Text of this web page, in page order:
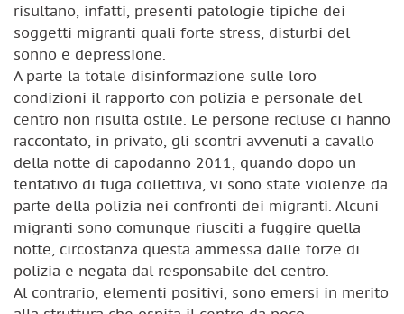
risultano, infatti, presenti patologie tipiche dei
soggetti migranti quali forte stress, disturbi del
sonno e depressione.
A parte la totale disinformazione sulle loro
condizioni il rapporto con polizia e personale del
centro non risulta ostile. Le persone recluse ci hanno
raccontato, in privato, gli scontri avvenuti a cavallo
della notte di capodanno 2011, quando dopo un
tentativo di fuga collettiva, vi sono state violenze da
parte della polizia nei confronti dei migranti. Alcuni
migranti sono comunque riusciti a fuggire quella
notte, circostanza questa ammessa dalle forze di
polizia e negata dal responsabile del centro.
Al contrario, elementi positivi, sono emersi in merito